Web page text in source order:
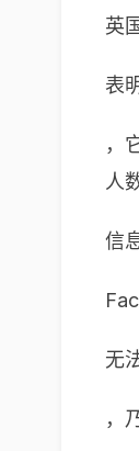
英
表
，
人
信
无
，